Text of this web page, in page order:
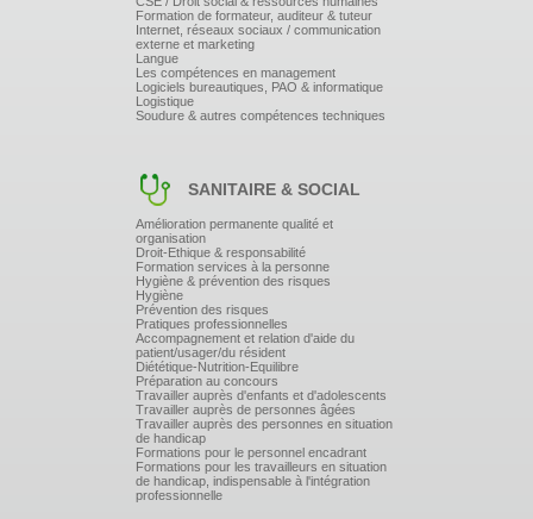
Adapter les réponses aux questions.
Formuler les réponses.
Structurer son exposé, utiliser les mots de liaison.
Utiliser la métaphore et l'illustration.
Introduire, conclure.
TRAVAILLER L'EXPRESSION ET SE
Fluidité verbale.
La voix : intonation, débit, intensité.
Maîtriser sa gestuelle : expressions, postures, regard.
Etre clair, précis, concret, aller à l'essentiel.
AFFIRMER SA PRÉSENCE
L'accroche.
Les premières minutes : se présenter.
positivement, se démarquer.
Capter l'attention.
Impliquer l'auditoire.
Les techniques persuasives.
MAITRISER LE TRAC
Comprendre le trac pour le maîtriser.
Gérer son stress :
Formation de formateur, auditeur & tuteur
Internet, réseaux sociaux / communication
externe et marketing
Langue
Les compétences en management
Logiciels bureautiques, PAO & informatique
Logistique
Soudure & autres compétences techniques
SANITAIRE & SOCIAL
Amélioration permanente qualité et
organisation
Droit-Ethique & responsabilité
Formation services à la personne
Hygiène & prévention des risques
Hygiène
Prévention des risques
Pratiques professionnelles
Accompagnement et relation d'aide du
patient/usager/du résident
Diététique-Nutrition-Equilibre
Préparation au concours
Travailler auprès d'enfants et d'adolescents
Travailler auprès de personnes âgées
Travailler auprès des personnes en situation
de handicap
Formations pour le personnel encadrant
Formations pour les travailleurs en situation
de handicap, indispensable à l'intégration
professionnelle